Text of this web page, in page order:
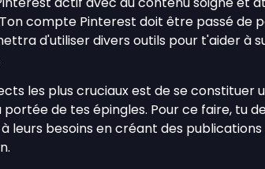
compte Pinterest doit être passé de
d'utiliser divers outils pour t'aider à
les plus cruciaux est de se constituer
de tes épingles. Pour ce faire, tu
leurs besoins en créant des